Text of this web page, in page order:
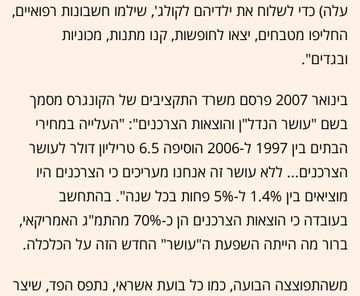
עלה) כדי לשלוח את ילדיהם לקולג', שילמו חשבונות רפואיים,
החליפו מטבחים, יצאו לחופשות, קנו מתנות, מכוניות
ובגדים".
בינואר 2007 פרסם משרד התקציבים של הקונגרס מסמך
בשם "עושר הנדל"ן והוצאות הצרכנים": "העלייה במחירי
הבתים בין 1997 ל-2006 הוסיפה 6.5 טריליון דולר לעושר
הצרכנים... ללא עושר זה אנחנו מעריכים כי הצרכנים היו
מוציאים בין 1.4% ל-5% פחות בכל שנה". בהתחשב
בעובדה כי הוצאות הצרכנים הן כ-70% מהתמ"ג האמריקאי,
ברור מה הייתה השפעת ה"עושר" החדש הזה על הכלכלה.
משהתפוצצה הבועה, כמו כל בועת אשראי, נתפס הפד, שיצר